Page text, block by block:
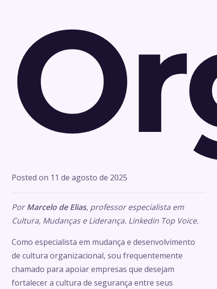
Posted on 11 de agosto de 2025
Por Marcelo de Elias, professor especialista em
Cultura, Mudanças e Liderança. Linkedin Top Voice.
Como especialista em mudança e desenvolvimento
de cultura organizacional, sou frequentemente
chamado para apoiar empresas que desejam
fortalecer a cultura de segurança entre seus